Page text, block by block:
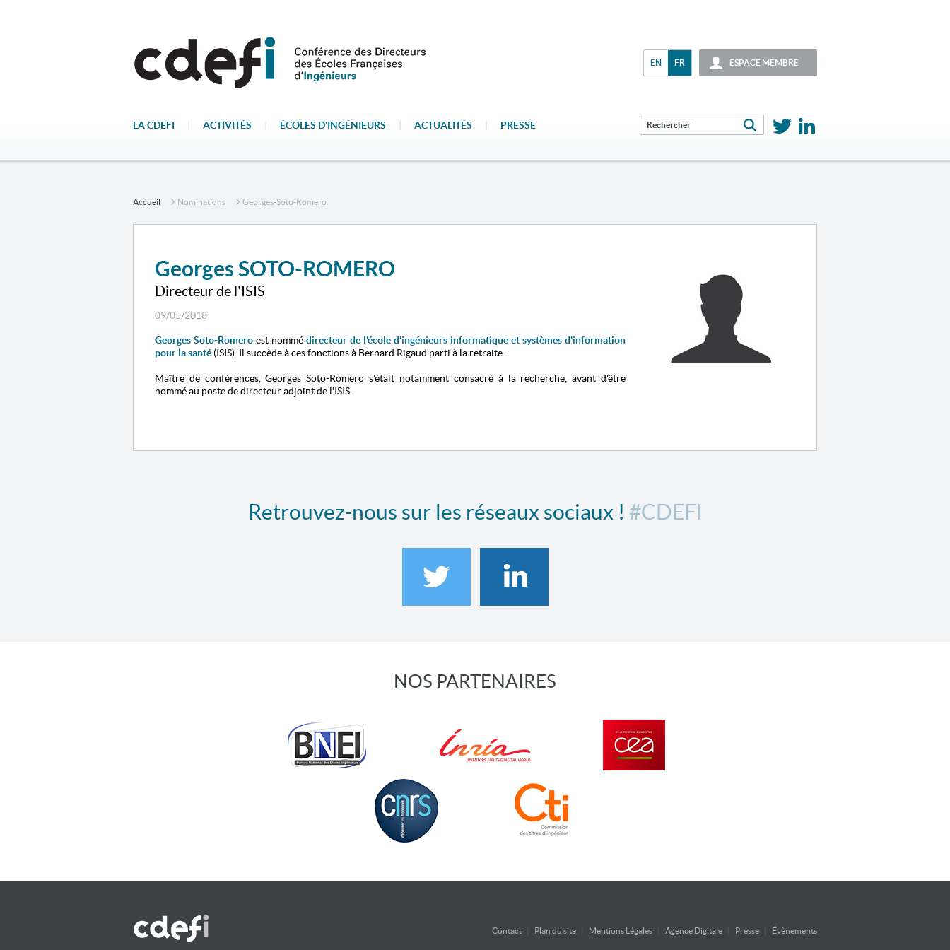
ESPACE MEMBRE
EN FR
LA CDEFI ACTIVITÉS ÉCOLES D'INGÉNIEURS ACTUALITÉS PRESSE
Accueil Nominations Georges-Soto-Romero
Georges SOTO-ROMERO
Directeur de l'ISIS
09/05/2018
Georges Soto-Romero est nommé directeur de l'école d'ingénieurs informatique et systèmes d'information
pour la santé (ISIS). Il succède à ces fonctions à Bernard Rigaud parti à la retraite.
Maître de conférences, Georges Soto-Romero s'était notamment consacré à la recherche, avant d'être
nommé au poste de directeur adjoint de l'ISIS.
Retrouvez-nous sur les réseaux sociaux ! #CDEFI
NOS PARTENAIRES
Contact Plan du site Mentions Légales Agence Digitale Presse Évènements